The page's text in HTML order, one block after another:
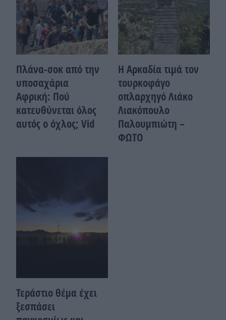
Πλάνα-σοκ από την
υποσαχάρια
Αφρική: Πού
κατευθύνεται όλος
αυτός ο όχλος; Vid
Η Αρκαδία τιμά τον
τουρκοφάγο
οπλαρχηγό Λιάκο
Λιακόπουλο
Παλουμπιώτη –
ΦΩΤΟ
Τεράστιο θέμα έχει
ξεσπάσει